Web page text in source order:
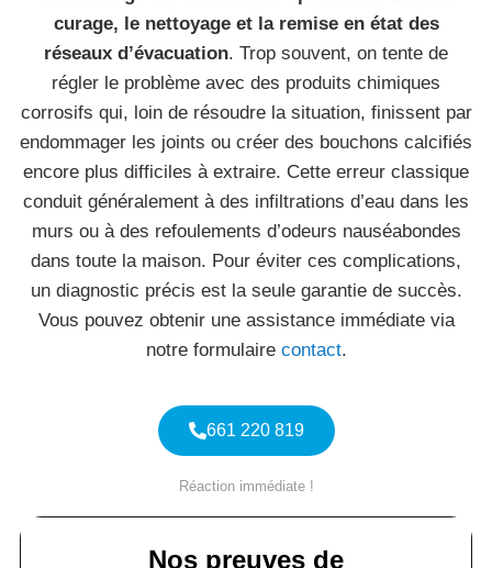
curage, le nettoyage et la remise en état des
réseaux d’évacuation. Trop souvent, on tente de
régler le problème avec des produits chimiques
corrosifs qui, loin de résoudre la situation, finissent par
endommager les joints ou créer des bouchons calcifiés
encore plus difficiles à extraire. Cette erreur classique
conduit généralement à des infiltrations d’eau dans les
murs ou à des refoulements d’odeurs nauséabondes
dans toute la maison. Pour éviter ces complications,
un diagnostic précis est la seule garantie de succès.
Vous pouvez obtenir une assistance immédiate via
notre formulaire contact.
661 220 819
Réaction immédiate !
Nos preuves de